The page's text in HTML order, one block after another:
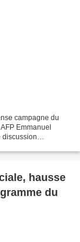
campagne du
Emmanuel
discussion
hausse
du